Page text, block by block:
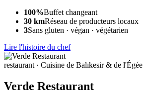
100%Buffet changeant
30 kmRéseau de producteurs locaux
3Sans gluten · végan · végétarien
Lire l'histoire du chef
restaurant · Cuisine de Balıkesir & de
Verde Restaurant